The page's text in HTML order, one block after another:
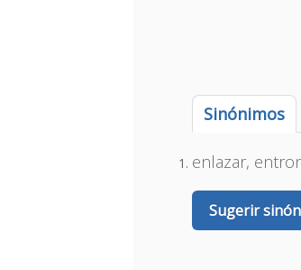
Sinónimos
enlazar,
Sugerir